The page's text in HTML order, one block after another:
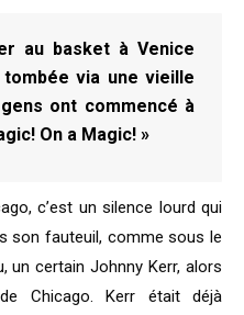
au basket à Venice
via une vieille
ont commencé à
On a Magic! »
c’est un silence lourd qui
son fauteuil, comme sous le
un certain Johnny Kerr, alors
Chicago. Kerr était déjà